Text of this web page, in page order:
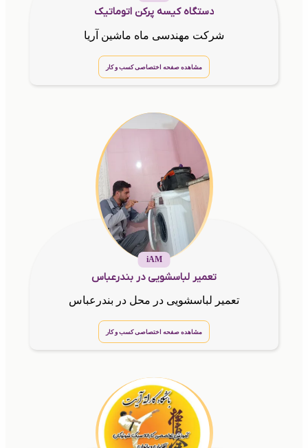
دستگاه کیسه پرکن اتوماتیک
شرکت مهندسی ماه ماشین آریا
مشاهده صفحه اختصاصی کسب و کار
iAM
تعمیر لباسشویی در بندرعباس
تعمیر لباسشویی در محل در بندرعباس
مشاهده صفحه اختصاصی کسب و کار